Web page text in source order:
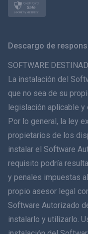
ภาษาไทย
Dansk
हिंदी
עברית
Română
Ελληνικά
Descargo de
SOFTWARE
La instalación del
que no sea de su
legislación aplicable
Por lo general, la ley
propietarios de los
instalar el Software
requisito podría
y penales impuestas
propio asesor legal
Software Autorizado
instalarlo y utilizarlo.